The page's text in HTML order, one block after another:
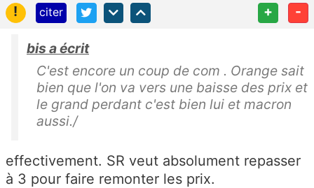
! citer + -
bis a écrit
C'est encore un coup de com . Orange sait
bien que l'on va vers une baisse des prix et
le grand perdant c'est bien lui et macron
aussi./
effectivement. SR veut absolument repasser
à 3 pour faire remonter les prix.